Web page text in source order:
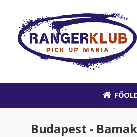
Budapest -